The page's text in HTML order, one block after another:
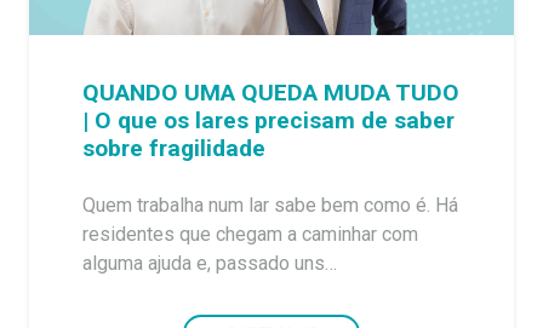
QUANDO UMA QUEDA MUDA TUDO
| O que os lares precisam de saber
sobre fragilidade
Quem trabalha num lar sabe bem como é. Há
residentes que chegam a caminhar com
alguma ajuda e, passado uns…